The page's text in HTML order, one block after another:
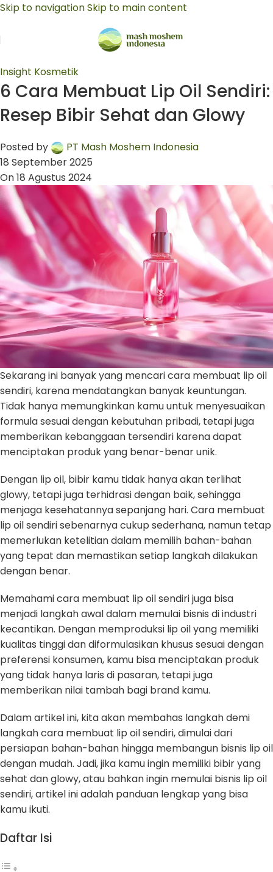
Skip to navigationSkip to main content
Insight Kosmetik
6 Cara Membuat Lip Oil Sendiri:
Resep Bibir Sehat dan Glowy
Posted by
PT Mash Moshem Indonesia
18 September 2025
On 18 Agustus 2024
Sekarang ini banyak yang mencari cara membuat lip oil
sendiri, karena mendatangkan banyak keuntungan.
Tidak hanya memungkinkan kamu untuk menyesuaikan
formula sesuai dengan kebutuhan pribadi, tetapi juga
memberikan kebanggaan tersendiri karena dapat
menciptakan produk yang benar-benar unik.
Dengan lip oil, bibir kamu tidak hanya akan terlihat
glowy, tetapi juga terhidrasi dengan baik, sehingga
menjaga kesehatannya sepanjang hari. Cara membuat
lip oil sendiri sebenarnya cukup sederhana, namun tetap
memerlukan ketelitian dalam memilih bahan-bahan
yang tepat dan memastikan setiap langkah dilakukan
dengan benar.
Memahami cara membuat lip oil sendiri juga bisa
menjadi langkah awal dalam memulai bisnis di industri
kecantikan. Dengan memproduksi lip oil yang memiliki
kualitas tinggi dan diformulasikan khusus sesuai dengan
preferensi konsumen, kamu bisa menciptakan produk
yang tidak hanya laris di pasaran, tetapi juga
memberikan nilai tambah bagi brand kamu.
Dalam artikel ini, kita akan membahas langkah demi
langkah cara membuat lip oil sendiri, dimulai dari
persiapan bahan-bahan hingga membangun bisnis lip oil
dengan mudah. Jadi, jika kamu ingin memiliki bibir yang
sehat dan glowy, atau bahkan ingin memulai bisnis lip oil
sendiri, artikel ini adalah panduan lengkap yang bisa
kamu ikuti.
Daftar Isi